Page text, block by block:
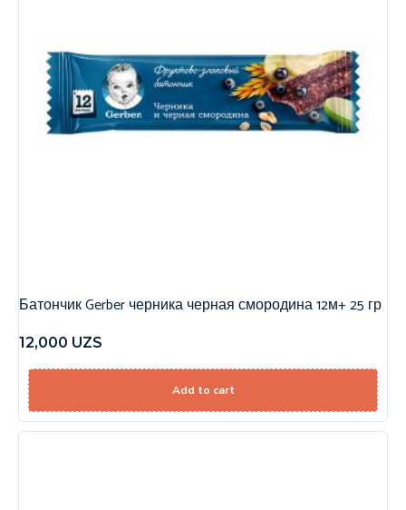
Батончик Gerber черника черная смородина 12м+ 25 гр
12,000 UZS
Add to cart